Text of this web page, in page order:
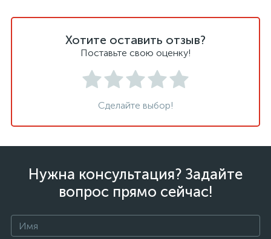
Хотите оставить отзыв?
Поставьте свою оценку!
Сделайте выбор!
Нужна консультация? Задайте
вопрос прямо сейчас!